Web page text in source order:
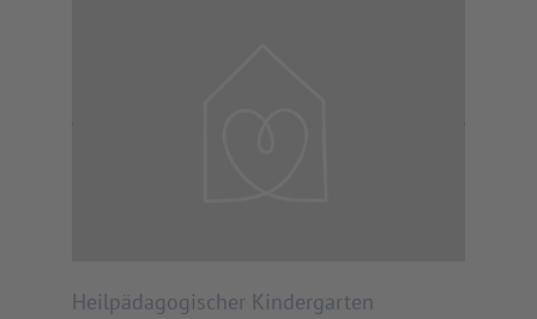
Heilpädagogischer Kindergarten